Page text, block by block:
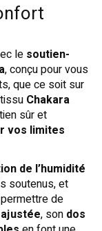
le soutien-
, conçu pour vous
que ce soit sur
Chakara
sûr et
vos limites
de l’humidité
soutenus, et
de
, son dos